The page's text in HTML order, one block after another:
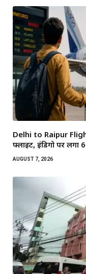
Delhi to Raipur
फ्लाइट, इंडिगो पर लगा
AUGUST 7, 2026